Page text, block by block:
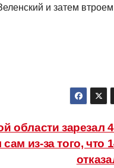
и затем
области зарезал
из-за того, что